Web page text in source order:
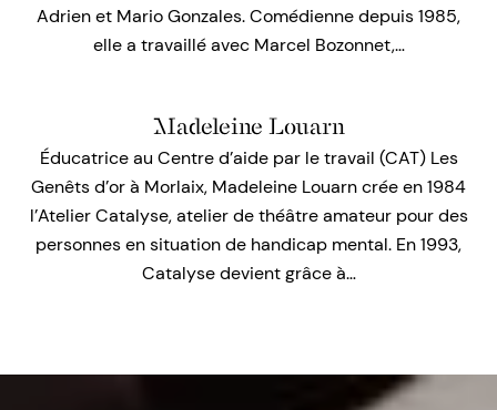
Adrien et Mario Gonzales. Comédienne depuis 1985,
elle a travaillé avec Marcel Bozonnet,…
Madeleine Louarn
Éducatrice au Centre d’aide par le travail (CAT) Les
Genêts d’or à Morlaix, Madeleine Louarn crée en 1984
l’Atelier Catalyse, atelier de théâtre amateur pour des
personnes en situation de handicap mental. En 1993,
Catalyse devient grâce à…